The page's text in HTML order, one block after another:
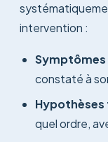
intervention :
Symptômes
constaté à
quel ordre,